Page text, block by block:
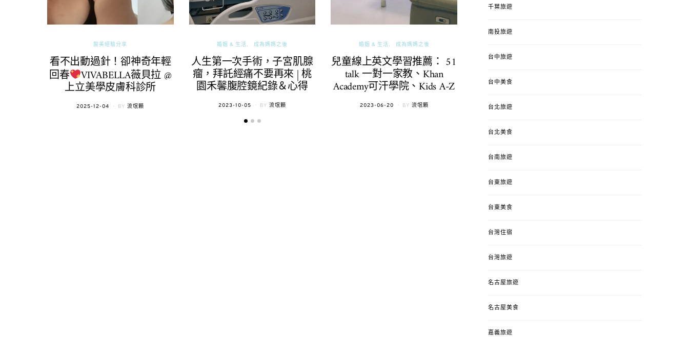
醫美經驗分享
看不出動過針！卻神奇年輕
回春 VIVABELLA薇貝拉 @
上立美學皮膚科診所
POSTED
2025-12-04 BY 流氓顆
婚姻 & 生活 成為媽媽之後
人生第一次手術，子宮肌腺
瘤，拜託經痛不要再來 | 桃
園禾馨腹腔鏡紀錄＆心得
POSTED
2023-10-05 BY 流氓顆
婚姻 & 生活 成為媽媽之後
兒童線上英文學習推薦： 51
talk 一對一家教、Khan
Academy可汗學院、Kids A-Z
POSTED
2023-06-20 BY 流氓顆
4y3m ：視力檢查、練習犯
錯、認識華德福
千葉旅遊
南投旅遊
台中旅遊
台中美食
台北旅遊
台北美食
台南旅遊
台東旅遊
台東美食
台灣住宿
台灣旅遊
名古屋旅遊
名古屋美食
嘉義旅遊